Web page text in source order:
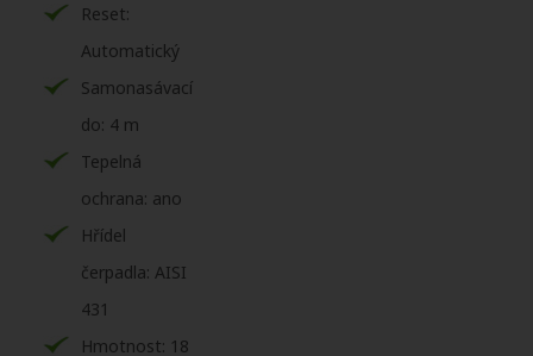
Reset:
Automatický
Samonasávací
do: 4 m
Tepelná
ochrana: ano
Hřídel
čerpadla: AISI
431
Hmotnost: 18